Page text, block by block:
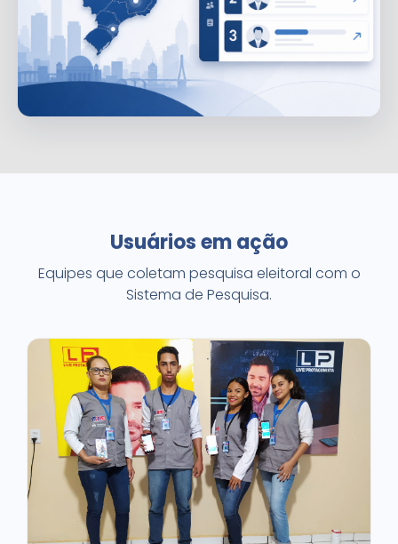
Usuários em ação
Equipes que coletam pesquisa eleitoral com o
Sistema de Pesquisa.